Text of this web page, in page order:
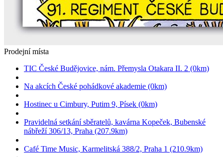
Prodejní místa
TIC České Budějovice, nám. Přemysla Otakara II. 2 (0km)
Na akcích České pohádkové akademie (0km)
Hostinec u Cimbury, Putim 9, Písek (0km)
Pravidelná setkání sběratelů, kavárna Kopeček, Bubenské
nábřeží 306/13, Praha (207.9km)
Café Time Music, Karmelitská 388/2, Praha 1 (210.9km)